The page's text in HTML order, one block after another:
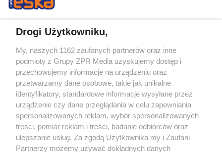
Żaden utwór zamieszczony w serwisie nie może być powielany i
rozpowszechniany lub dalej rozpowszechniany w jakikolwiek sposób (w
tym także elektroniczny lub mechaniczny) na jakimkolwiek polu
eksploatacji w jakiejkolwiek formie, włącznie z umieszczaniem w
Internecie bez pisemnej zgody właściciela praw. Jakiekolwiek użycie lub
wykorzystanie utworów w całości lub w części z naruszeniem prawa,
tzn. bez właściwej zgody, jest zabronione pod groźbą kary i może być
ścigane prawnie.
Drogi Użytkowniku,
My, naszych 1162 zaufanych partnerów oraz inne
podmioty z Grupy ZPR Media uzyskujemy dostęp i
przechowujemy informacje na urządzeniu oraz
przetwarzamy dane osobowe, takie jak unikalne
identyfikatory, standardowe informacje wysyłane przez
urządzenie czy dane przeglądania w celu zapewniania
spersonalizowanych reklam, wybór spersonalizowanych
treści, pomiar reklam i treści, badanie odbiorców oraz
ulepszanie usług. Za zgodą Użytkownika my i Zaufani
Partnerzy możemy używać dokładnych danych